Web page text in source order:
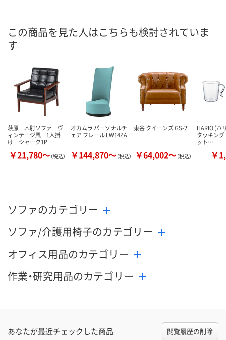
この商品を見た人はこちらも検討されていま
す
萩原 木肘ソファ ヴ
ィンテージ風 1人掛
け シャーク1P
￥21,780～（税込）
オカムラ パーソナルチ
ェア フレール LW14ZA
￥144,870～（税込）
東谷 クイーンズ GS-2
￥64,002～（税込）
HARIO (ハ
タッキング
ット…
￥
ソファのカテゴリー
ソファ/介護用椅子のカテゴリー
オフィス用品のカテゴリー
作業・研究用品のカテゴリー
あなたが最近チェックした商品 閲覧履歴の削除